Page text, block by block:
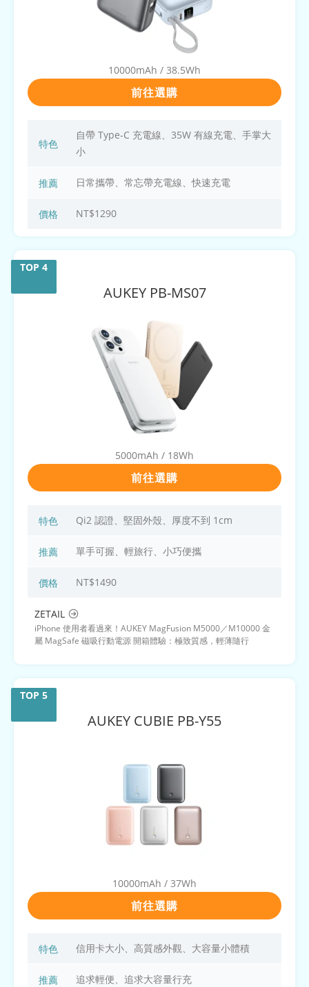
10000mAh / 38.5Wh
特色
自帶 Type-C 充電線、35W 有線充電、手掌大
小
推薦 日常攜帶、常忘帶充電線、快速充電
價格 NT$1290
前往選購
AUKEYPB-MS07
5000mAh / 18Wh
ZETAIL
iPhone 使用者看過來！AUKEY MagFusion M5000／M10000 金
屬 MagSafe 磁吸行動電源 開箱體驗：極致質感，輕薄隨行
特色 Qi2 認證、堅固外殼、厚度不到 1cm
推薦 單手可握、輕旅行、小巧便攜
價格 NT$1490
前往選購
AUKEY CUBIE PB-Y55
10000mAh / 37Wh
特色 信用卡大小、高質感外觀、大容量小體積
推薦 追求輕便、追求大容量行充
前往選購